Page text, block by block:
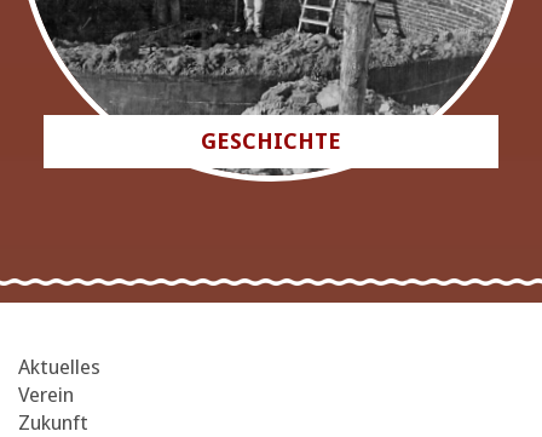
GESCHICHTE
Aktuelles
Verein
Zukunft